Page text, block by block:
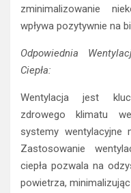
zminimalizowanie
wpływa pozytywnie na
Odpowiednia
Ciepła:
Wentylacja jest
zdrowego klimatu
systemy wentylacyjne
Zastosowanie
ciepła pozwala na
powietrza,